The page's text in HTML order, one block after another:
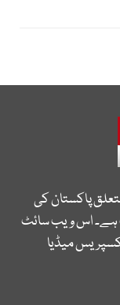
پاکستان کی
ہے۔ اس ویب سائٹ
میڈیا